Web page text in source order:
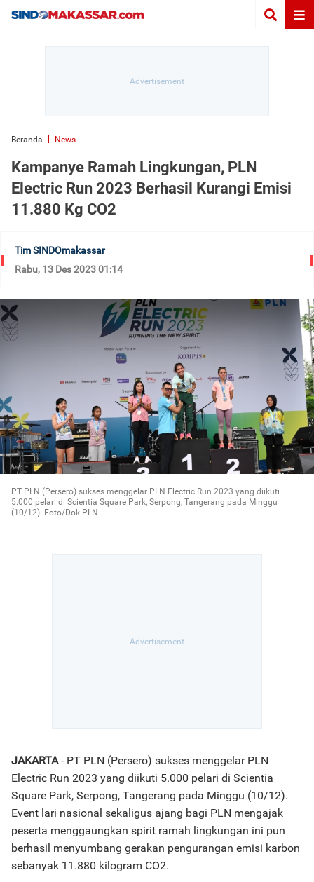
Beranda News
Kampanye Ramah Lingkungan, PLN
Electric Run 2023 Berhasil Kurangi Emisi
11.880 Kg CO2
Tim SINDOmakassar
Rabu, 13 Des 2023 01:14
PT PLN (Persero) sukses menggelar PLN Electric Run 2023 yang diikuti
5.000 pelari di Scientia Square Park, Serpong, Tangerang pada Minggu
(10/12). Foto/Dok PLN
JAKARTA- PT PLN (Persero) sukses menggelar PLN
Electric Run 2023 yang diikuti 5.000 pelari di Scientia
Square Park, Serpong, Tangerang pada Minggu (10/12).
Event lari nasional sekaligus ajang bagi PLN mengajak
peserta menggaungkan spirit ramah lingkungan ini pun
berhasil menyumbang gerakan pengurangan emisi karbon
sebanyak 11.880 kilogram CO2.